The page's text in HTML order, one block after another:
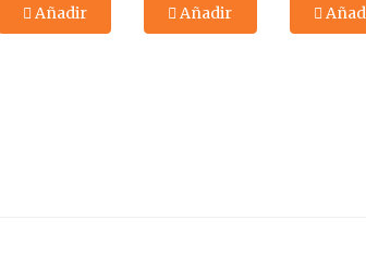
Añadir Añadir